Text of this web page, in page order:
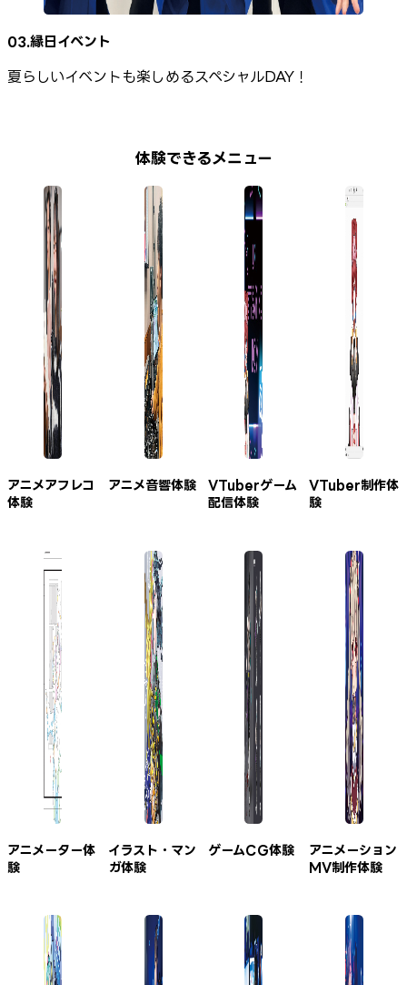
03.縁日イベント
夏らしいイベントも楽しめるスペシャルDAY！
体験できるメニュー
アニメアフレコ
体験
アニメ音響体験
VTuberゲーム
配信体験
VTuber制作体
験
アニメーター体
験
イラスト・マン
ガ体験
ゲームCG体験
アニメーション
MV制作体験